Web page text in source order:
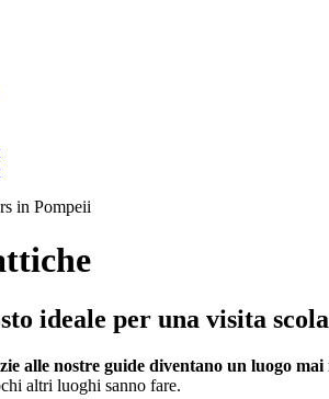
ideale per una visita
alle nostre guide diventano un luogo mai
altri luoghi sanno fare.